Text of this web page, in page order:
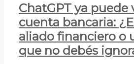
ChatGPT ya puede
cuenta bancaria:
aliado financiero o
que no debés